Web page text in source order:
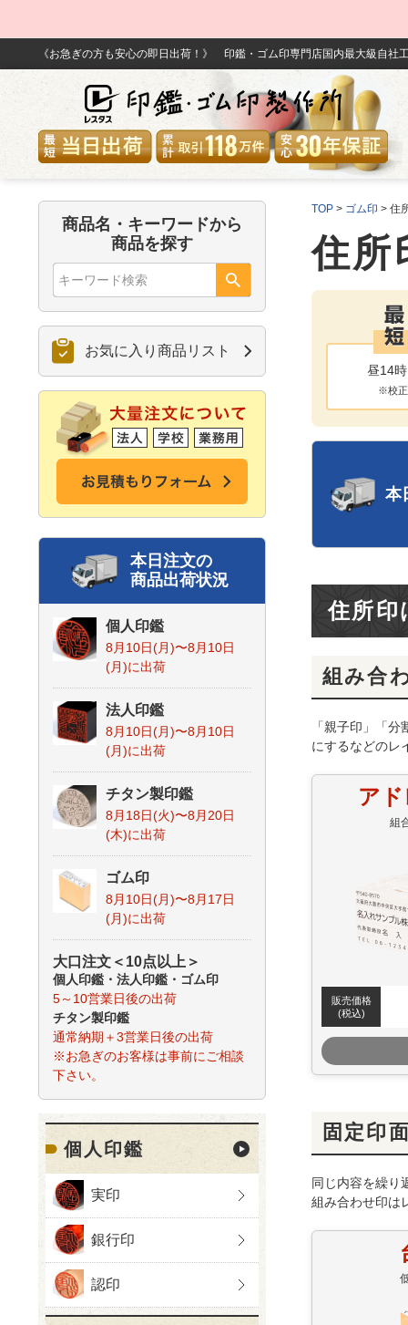
《お急ぎの方も安心の即日出荷！》 印鑑・ゴム印専門店国内最大級自
商品名・キーワードから
商品を探す
お気に入り商品リスト
本日注文の
商品出荷状況
個人印鑑
8月10日(月)〜8月10日
(月)に出荷
法人印鑑
8月10日(月)〜8月10日
(月)に出荷
チタン製印鑑
8月18日(火)〜8月20日
(木)に出荷
ゴム印
8月10日(月)〜8月17日
(月)に出荷
大口注文＜10点以上＞
個人印鑑 ・ 法人印鑑 ・ ゴム印
5～10営業日後の出荷
チタン製印鑑
通常納期＋3営業日後の出荷
※お急ぎのお客様は事前にご相談
下さい。
個人印鑑
実印
銀行印
認印
TOP ゴム印 住
住所
昼14
※校正
本
住所印
組み合
「親子印」「
にするなどのレ
ア
組
販売価格
(税込)
固定印
同じ内容を繰り
組み合わせ印は